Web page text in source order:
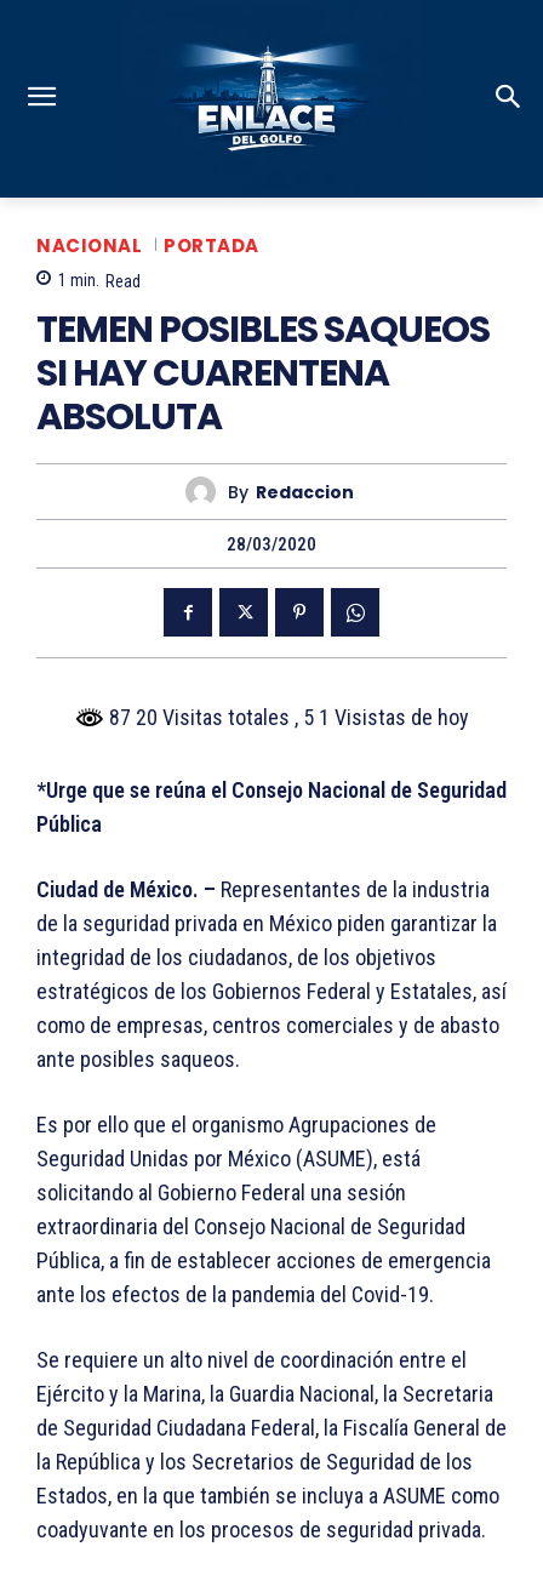
NACIONAL PORTADA
1 min. Read
TEMEN POSIBLES SAQUEOS
SI HAY CUARENTENA
ABSOLUTA
By Redaccion
28/03/2020
87 20 Visitas totales , 5 1 Visistas de hoy
*Urge que se reúna el Consejo Nacional de Seguridad
Pública
Ciudad de México. – Representantes de la industria
de la seguridad privada en México piden garantizar la
integridad de los ciudadanos, de los objetivos
estratégicos de los Gobiernos Federal y Estatales, así
como de empresas, centros comerciales y de abasto
ante posibles saqueos.
Es por ello que el organismo Agrupaciones de
Seguridad Unidas por México (ASUME), está
solicitando al Gobierno Federal una sesión
extraordinaria del Consejo Nacional de Seguridad
Pública, a fin de establecer acciones de emergencia
ante los efectos de la pandemia del Covid-19.
Se requiere un alto nivel de coordinación entre el
Ejército y la Marina, la Guardia Nacional, la Secretaria
de Seguridad Ciudadana Federal, la Fiscalía General de
la República y los Secretarios de Seguridad de los
Estados, en la que también se incluya a ASUME como
coadyuvante en los procesos de seguridad privada.